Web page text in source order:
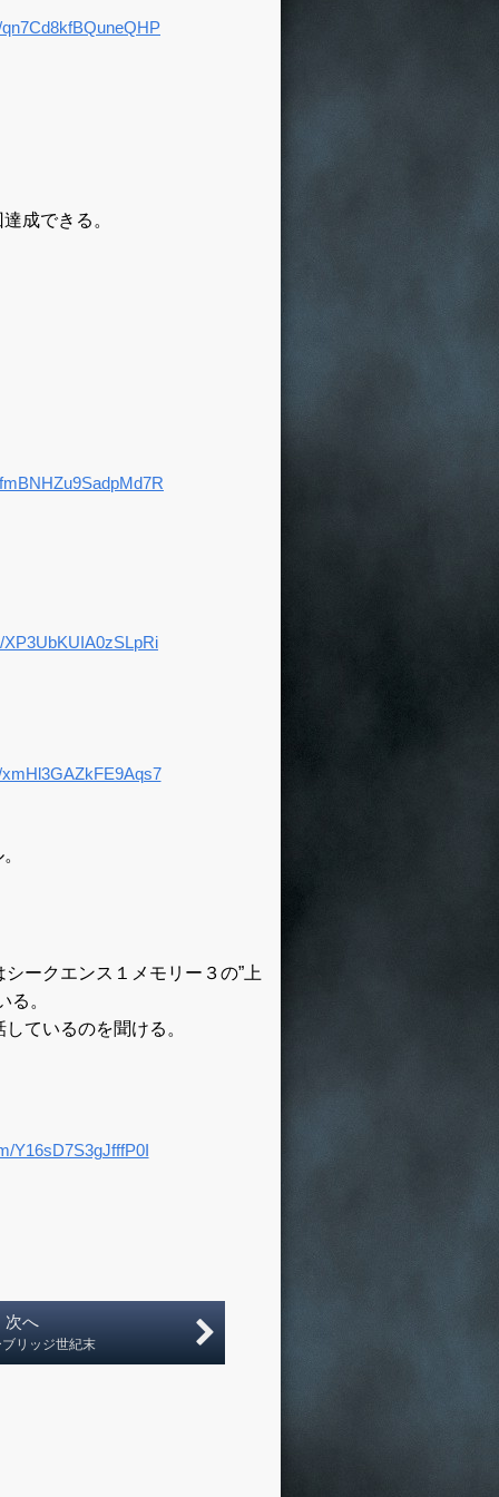
成できる。
ークエンス１メモリー３の”上
る。
ているのを聞ける。
次へ
リッジ世紀末